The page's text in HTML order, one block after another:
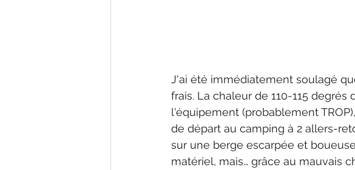
J'ai été immédiatement soulagé
frais. La chaleur de 110-115
l'équipement (probablement
de départ au camping à 2 allers-
sur une berge escarpée et
matériel, mais… grâce au mauvais